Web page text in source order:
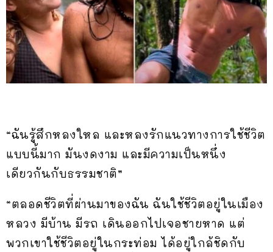
“ฉันรู้สึกหลงใหล และหลงรักแนวทางการใช้ชีวิต
แบบนี้มาก มันงดงาม และมีความเป็นหนึ่ง
เดียวกันกับธรรมชาติ”
“ตลอดชีวิตที่ผ่านมาของฉัน ฉันใช้ชีวิตอยู่ในเมือง
หลวง มีบ้าน มีรถ เดินออกไปเจอชายหาด แต่
พวกเขาใช้ชีวิตอยู่ในกระท่อม ได้อยู่ใกล้ชิดกับ